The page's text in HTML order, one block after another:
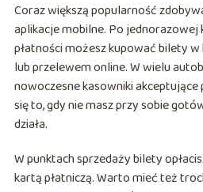
Coraz większą popularność
aplikacje mobilne. Po
płatności możesz kupować bilety w
lub przelewem online. W wielu
nowoczesne kasowniki
się to, gdy nie masz przy sobie
działa.
W punktach sprzedaży bilety
kartą płatniczą. Warto mieć też